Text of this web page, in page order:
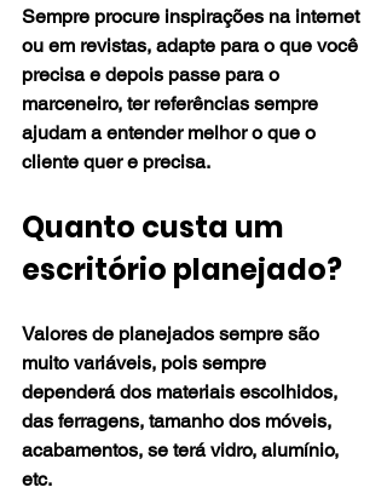
Sempre procure inspirações na internet
ou em revistas, adapte para o que você
precisa e depois passe para o
marceneiro, ter referências sempre
ajudam a entender melhor o que o
cliente quer e precisa.
Quanto custa um
escritório planejado?
Valores de planejados sempre são
muito variáveis, pois sempre
dependerá dos materiais escolhidos,
das ferragens, tamanho dos móveis,
acabamentos, se terá vidro, alumínio,
etc.